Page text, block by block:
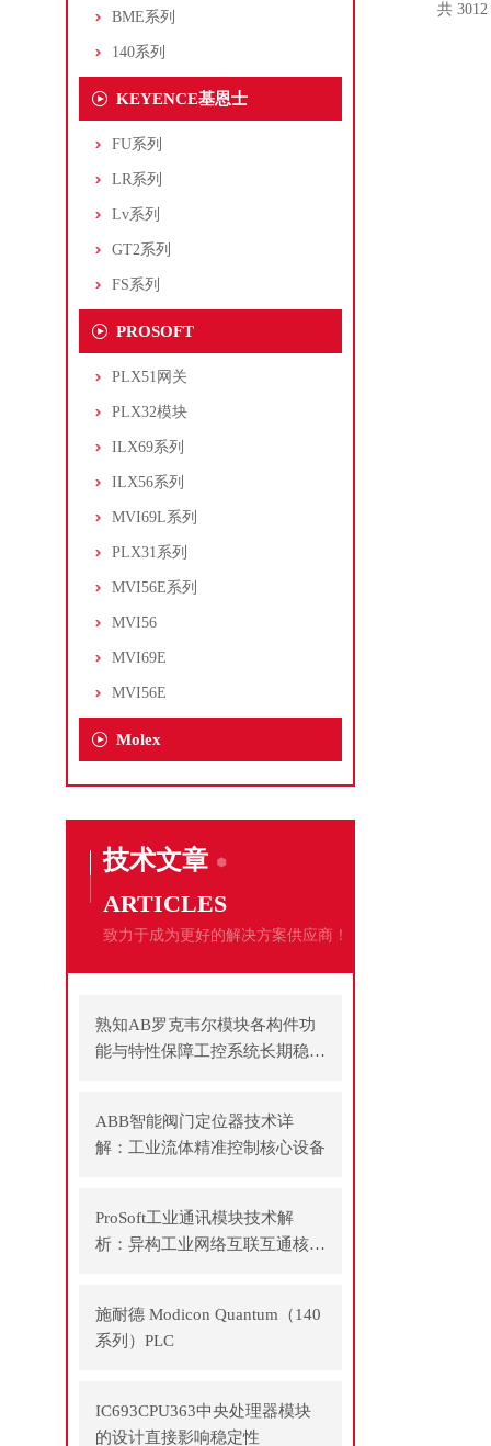
BME系列
140系列
KEYENCE基恩士
FU系列
LR系列
Lv系列
GT2系列
FS系列
PROSOFT
PLX51网关
PLX32模块
ILX69系列
ILX56系列
MVI69L系列
PLX31系列
MVI56E系列
MVI56
MVI69E
MVI56E
Molex
技术文章
ARTICLES
致力于成为更好的解决方案供应商！
熟知AB罗克韦尔模块各构件功
能与特性保障工控系统长期稳定
ABB智能阀门定位器技术详
解：工业流体精准控制核心设备
ProSoft工业通讯模块技术解
析：异构工业网络互联互通核心
施耐德 Modicon Quantum（140
系列）PLC
IC693CPU363中央处理器模块
的设计直接影响稳定性
共